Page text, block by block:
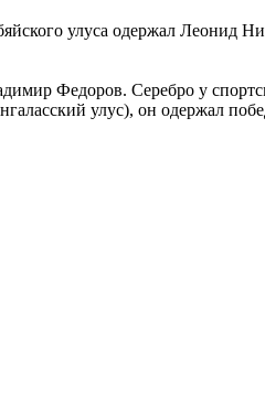
улуса одержал Леонид
Федоров. Серебро у
улус), он одержал